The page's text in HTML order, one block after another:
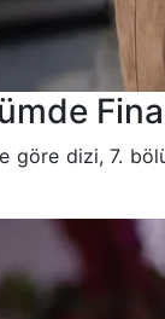
göre dizi, 7.